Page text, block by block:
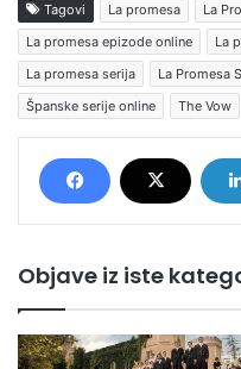
Tagovi La promesa
La
La promesa epizode online
La
La promesa serija
La Promesa
Španske serije online
The Vow
Objave iz iste